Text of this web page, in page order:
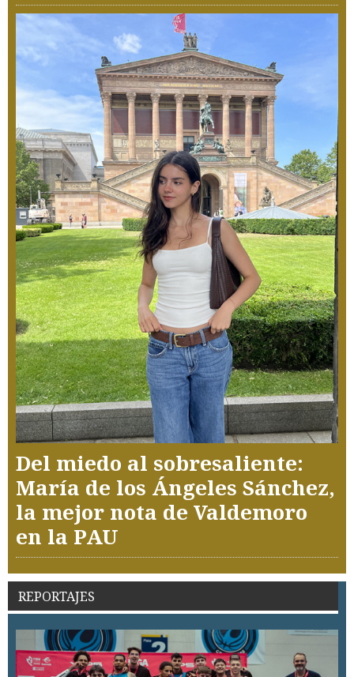
Del miedo al sobresaliente:
María de los Ángeles Sánchez,
la mejor nota de Valdemoro
en la PAU
REPORTAJES